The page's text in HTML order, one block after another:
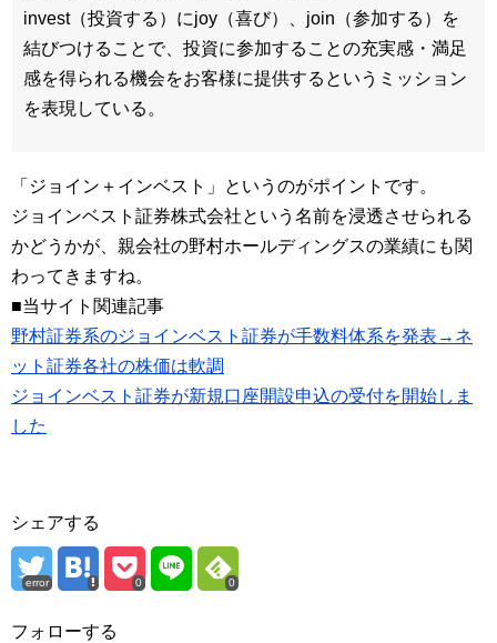
invest（投資する）にjoy（喜び）、join（参加する）を
結びつけることで、投資に参加することの充実感・満足
感を得られる機会をお客様に提供するというミッション
を表現している。
「ジョイン＋インベスト」というのがポイントです。
ジョインベスト証券株式会社という名前を浸透させられる
かどうかが、親会社の野村ホールディングスの業績にも関
わってきますね。
■当サイト関連記事
野村証券系のジョインベスト証券が手数料体系を発表→ネ
ット証券各社の株価は軟調
ジョインベスト証券が新規口座開設申込の受付を開始しま
した
シェアする
error 0 0
フォローする